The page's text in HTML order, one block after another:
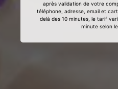
après validation de votre
téléphone, adresse, email et
delà des 10 minutes, le tarif
minute selon